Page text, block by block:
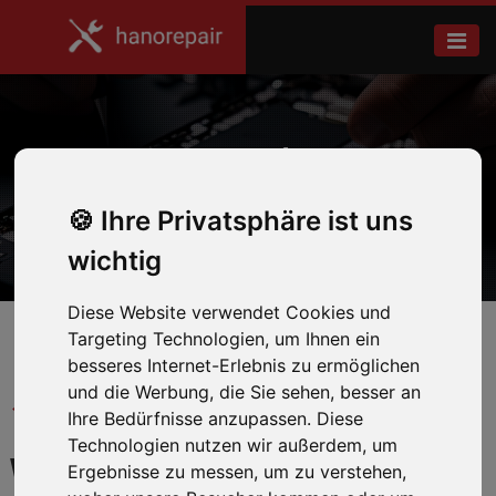
Ihre Privatsphäre ist uns
wichtig
Diese Website verwendet Cookies und
Targeting Technologien, um Ihnen ein
besseres Internet-Erlebnis zu ermöglichen
und die Werbung, die Sie sehen, besser an
Ihre Bedürfnisse anzupassen. Diese
Technologien nutzen wir außerdem, um
Ergebnisse zu messen, um zu verstehen,
Note Edge
Home Samsung
← Zurück zum Hersteller
WIR REPARIEREN IHR